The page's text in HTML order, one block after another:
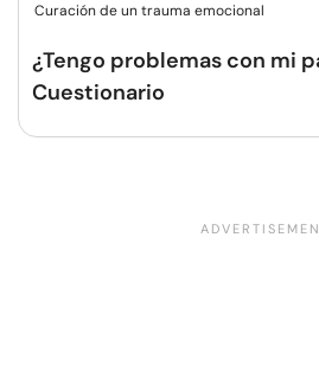
Curación de un trauma emocional
¿Tengo problemas con mi
Cuestionario